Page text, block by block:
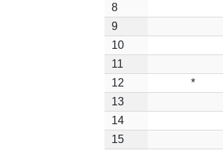
8
9
10
11
12
*
13
14
15